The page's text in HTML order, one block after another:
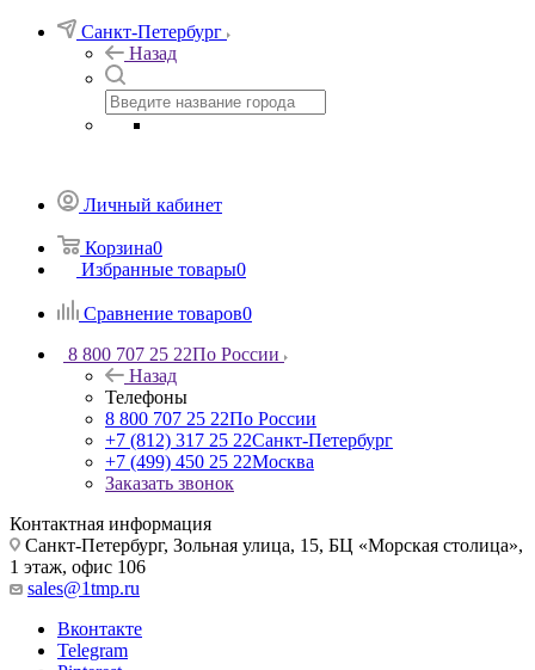
Санкт-Петербург
Назад
Личный кабинет
Корзина0
Избранные товары0
Сравнение товаров0
8 800 707 25 22По России
Назад
Телефоны
8 800 707 25 22По России
+7 (812) 317 25 22Санкт-Петербург
+7 (499) 450 25 22Москва
Заказать звонок
Контактная информация
Санкт-Петербург, Зольная улица, 15, БЦ «Морская столица»,
1 этаж, офис 106
sales@1tmp.ru
Вконтакте
Telegram